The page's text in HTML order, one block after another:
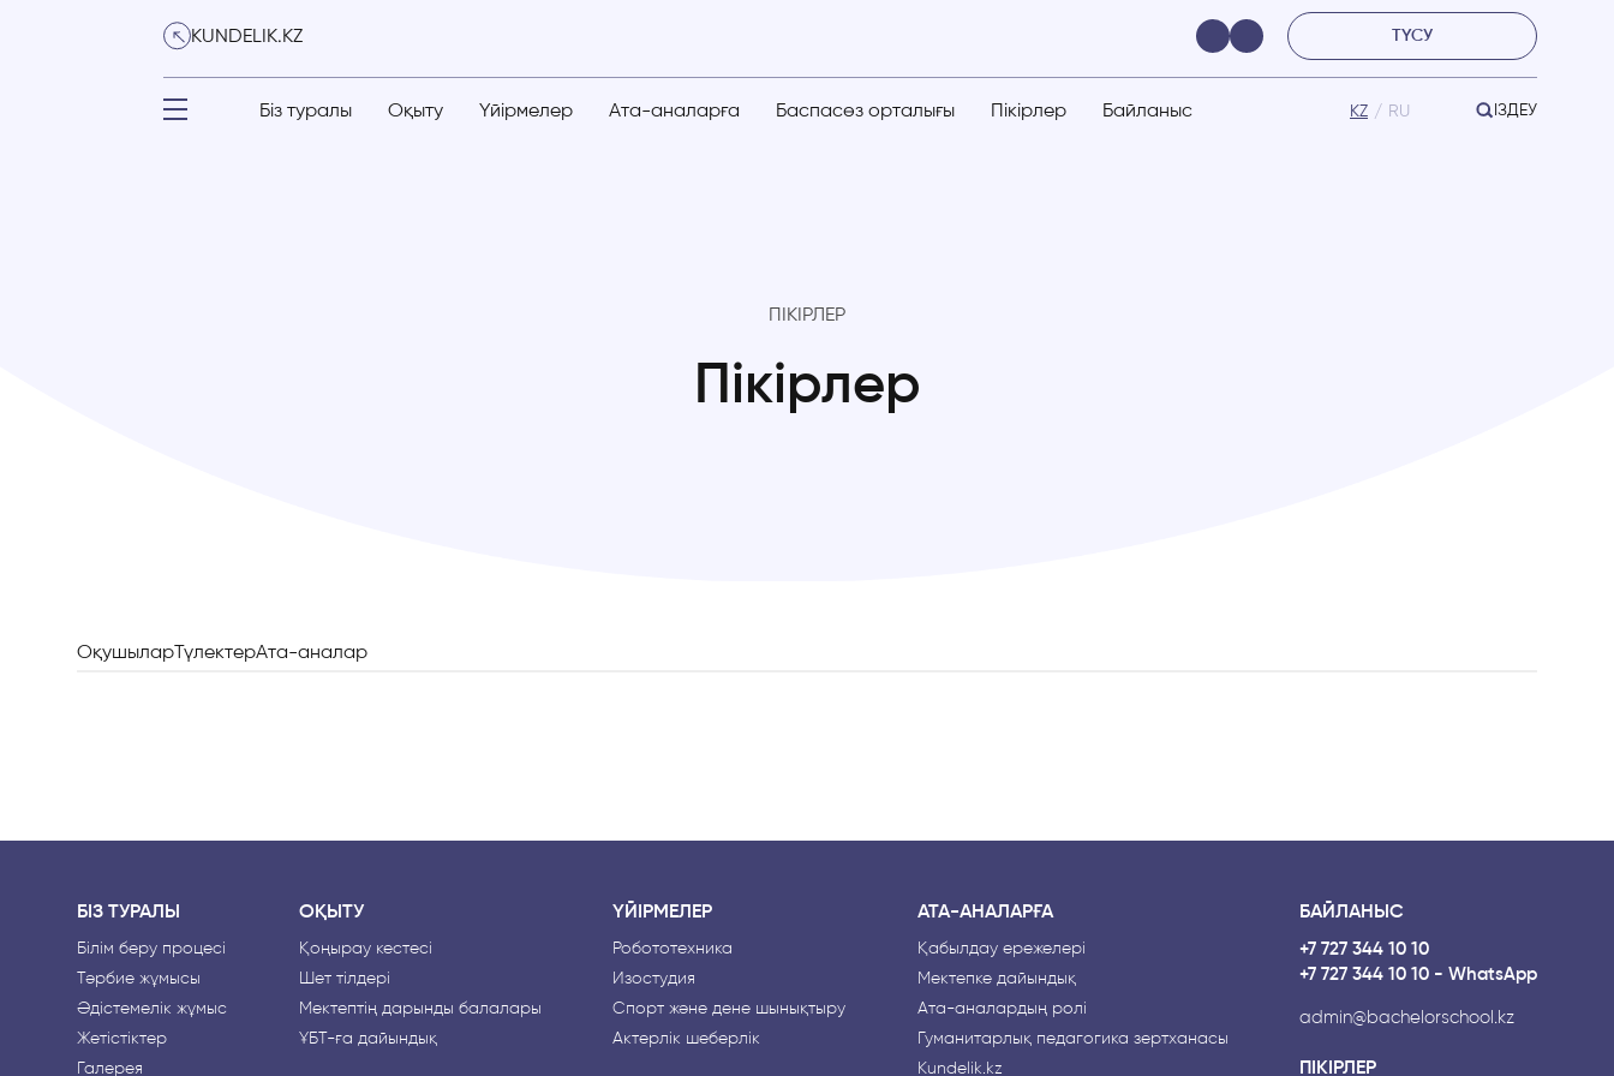
KUNDELIK.KZ ТҮСУ
Біз туралы Оқыту Үйірмелер Ата-аналарға Баспасөз орталығы Пікірлер Байланыс KZ RU ІЗДЕУ
ПІКІРЛЕР
Пікірлер
ОқушыларТүлектерАта-аналар
БІЗ ТУРАЛЫ
Білім беру процесі
Тәрбие жұмысы
Әдістемелік жұмыс
Жетістіктер
Галерея
ОҚЫТУ
Қоңырау кестесі
Шет тілдері
Мектептің дарынды балалары
ҰБТ-ға дайындық
ҮЙІРМЕЛЕР
Робототехника
Изостудия
Спорт және дене шынықтыру
Актерлік шеберлік
АТА-АНАЛАРҒА
Қабылдау ережелері
Мектепке дайындық
Ата-аналардың рөлі
Гуманитарлық педагогика зертханасы
Kundelik.kz
БАЙЛАНЫС
+7 727 344 10 10
+7 727 344 10 10 - WhatsApp
admin@bachelorschool.kz
ПІКІРЛЕР